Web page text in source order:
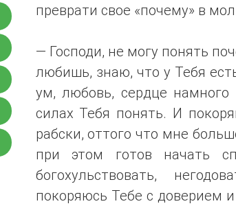
преврати свое «почему» в
— Господи, не могу понять
любишь, знаю, что у Тебя
ум, любовь, сердце
силах Тебя понять. И
рабски, оттого что мне
при этом готов начать
богохульствовать,
покоряюсь Тебе с доверием